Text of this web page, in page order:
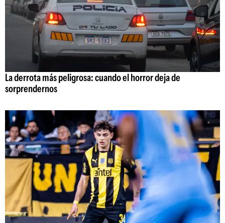
La derrota más peligrosa: cuando el horror deja de
sorprendernos